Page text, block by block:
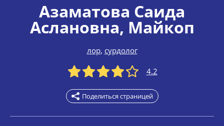
Азаматова Саида
Аслановна, Майкоп
лор, сурдолог
4.2
Поделиться страницей